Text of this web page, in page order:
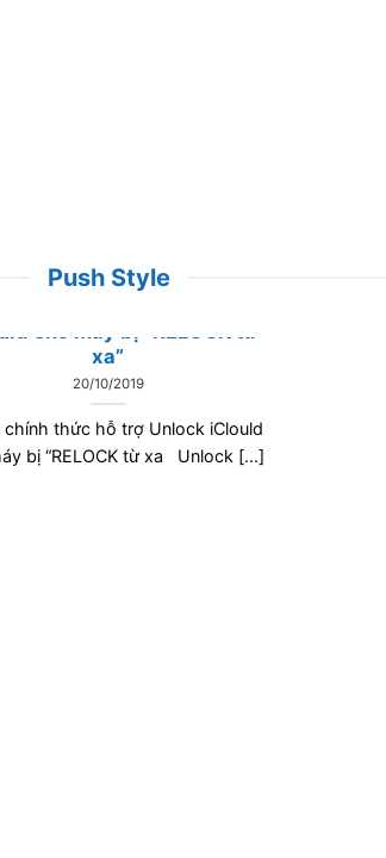
Push Style
xa”
20/10/2019
chính thức hỗ trợ Unlock iClould
bị “RELOCK từ xa Unlock [...]